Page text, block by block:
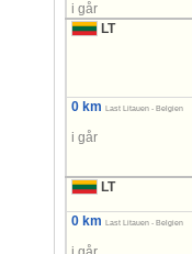
i går
LT
0 km Last Litauen - Belgien
i går
LT
0 km Last Litauen - Belgien